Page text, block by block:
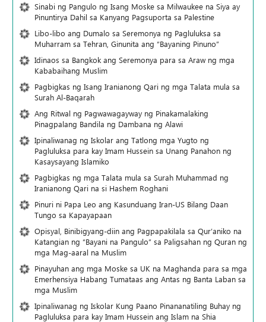
Sinabi ng Pangulo ng Isang Moske sa Milwaukee na Siya ay
Pinuntirya Dahil sa Kanyang Pagsuporta sa Palestine
Libo-libo ang Dumalo sa Seremonya ng Pagluluksa sa
Muharram sa Tehran, Ginunita ang “Bayaning Pinuno”
Idinaos sa Bangkok ang Seremonya para sa Araw ng mga
Kababaihang Muslim
Pagbigkas ng Isang Iranianong Qari ng mga Talata mula sa
Surah Al-Baqarah
Ang Ritwal ng Pagwawagayway ng Pinakamalaking
Pinagpalang Bandila ng Dambana ng Alawi
Ipinaliwanag ng Iskolar ang Tatlong mga Yugto ng
Pagluluksa para kay Imam Hussein sa Unang Panahon ng
Kasaysayang Islamiko
Pagbigkas ng mga Talata mula sa Surah Muhammad ng
Iranianong Qari na si Hashem Roghani
Pinuri ni Papa Leo ang Kasunduang Iran-US Bilang Daan
Tungo sa Kapayapaan
Opisyal, Binibigyang-diin ang Pagpapakilala sa Qur’aniko na
Katangian ng “Bayani na Pangulo” sa Paligsahan ng Quran ng
mga Mag-aaral na Muslim
Pinayuhan ang mga Moske sa UK na Maghanda para sa mga
Emerhensiya Habang Tumataas ang Antas ng Banta Laban sa
mga Muslim
Ipinaliwanag ng Iskolar Kung Paano Pinananatiling Buhay ng
Pagluluksa para kay Imam Hussein ang Islam na Shia